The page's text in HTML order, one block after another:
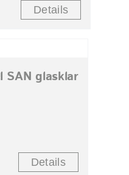
Details
SAN glasklar
Details